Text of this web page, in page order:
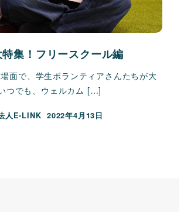
集！フリースクール編
面で、学生ボランティアさんたちが大
つでも、ウェルカム […]
人E-LINK 2022年4月13日